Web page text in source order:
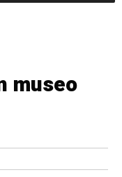
museo